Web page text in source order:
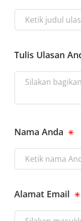
Tulis Ulasan
Nama Anda
Alamat Email